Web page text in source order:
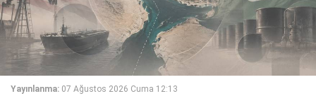
Yayınlanma: 07 Ağustos 2026 Cuma 12:13